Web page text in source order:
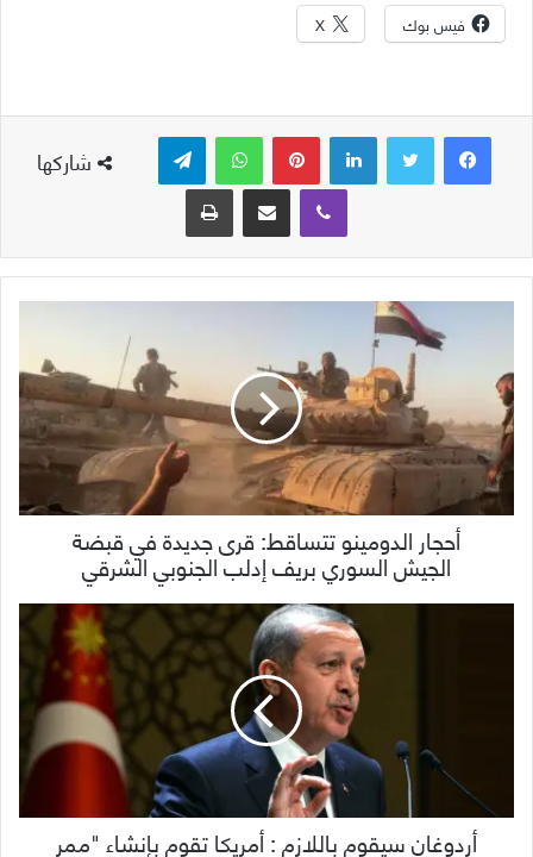
فيس بوك X
شاركها
لينكدإن بينتيريست واتساب
ڤايبر
مشاركة عبر البريد طباعة
أحجار الدومينو تتساقط: قرى جديدة في قبضة
الجيش السوري بريف إدلب الجنوبي الشرقي
أردوغان سيقوم باللازم : أمريكا تقوم بإنشاء "ممر